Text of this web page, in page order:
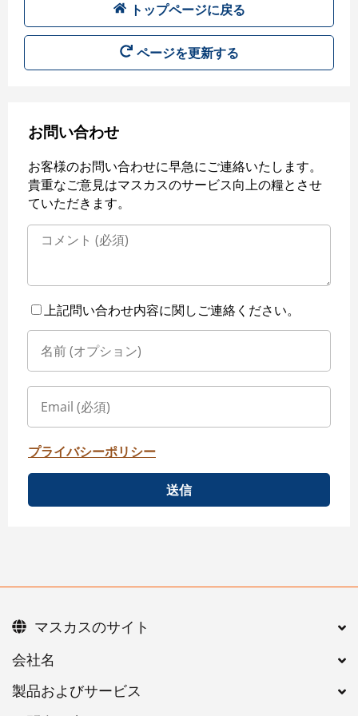
トップページに戻る
ページを更新する
お問い合わせ
お客様のお問い合わせに早急にご連絡いたします。
貴重なご意見はマスカスのサービス向上の糧とさせ
ていただきます。
上記問い合わせ内容に関しご連絡ください。
プライバシーポリシー
送信
会社名
製品およびサービス
マスカスのサイト